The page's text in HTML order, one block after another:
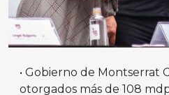
• Gobierno de Montserrat
otorgados más de 108